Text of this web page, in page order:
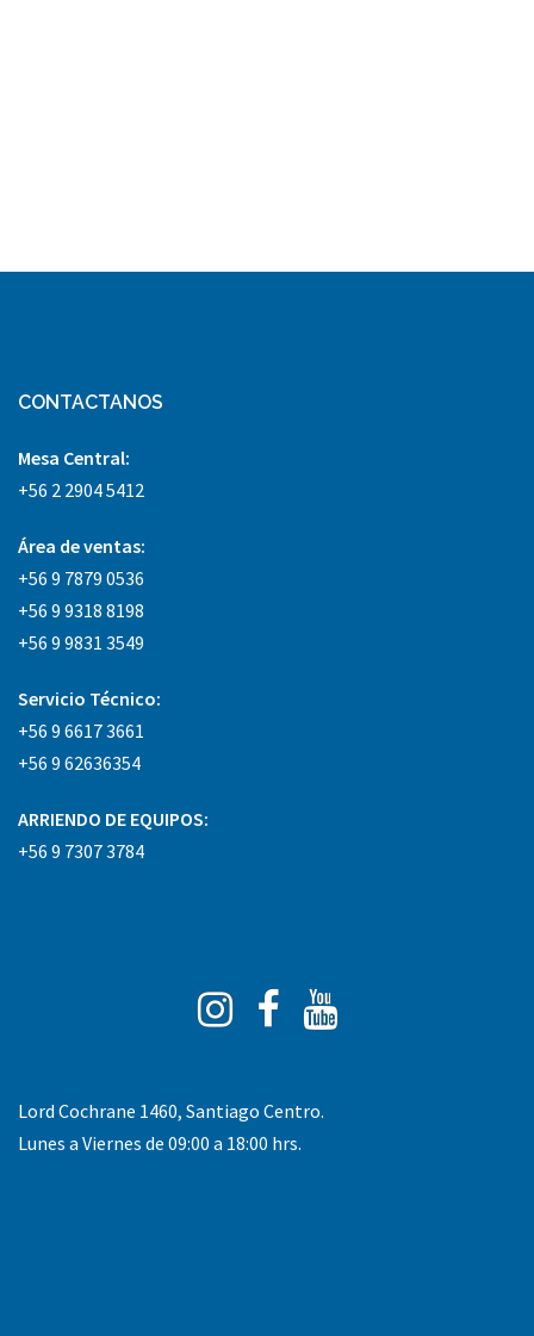
CONTACTANOS
Mesa Central:
+56 2 2904 5412
Área de ventas:
+56 9 7879 0536
+56 9 9318 8198
+56 9 9831 3549
Servicio Técnico:
+56 9 6617 3661
+56 9 62636354
ARRIENDO DE EQUIPOS:
+56 9 7307 3784
Instagram
Facebook
Tube
Lord Cochrane 1460, Santiago Centro.
Lunes a Viernes de 09:00 a 18:00 hrs.